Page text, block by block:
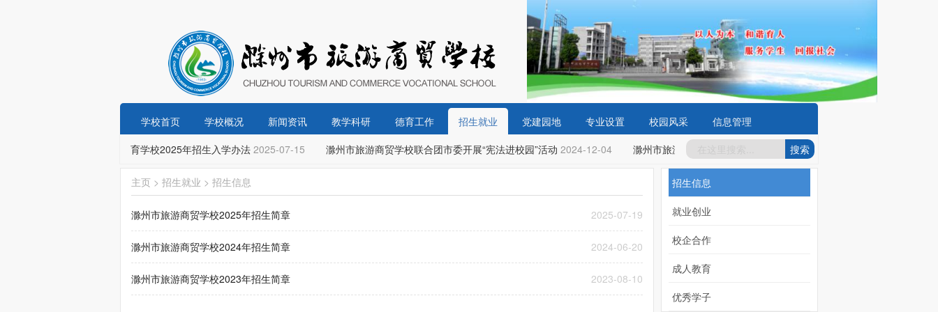
学校首页 学校概况 新闻资讯 教学科研 德育工作 招生就业 党建园地 专业设置 校园风采
信息管理
滁州市市直义务教育学校2025年招生入学办法 2025-07-15 滁州市旅游商贸学校联合团市委开展“宪法进校园”活动 2024-12-04 滁州市旅游商贸学校开展“校园反诈骗”法治宣传活动
主页 > 招生就业 > 招生信息
滁州市旅游商贸学校2025年招生简章 2025-07-19
滁州市旅游商贸学校2024年招生简章 2024-06-20
滁州市旅游商贸学校2023年招生简章 2023-08-10
招生信息
就业创业
校企合作
成人教育
优秀学子